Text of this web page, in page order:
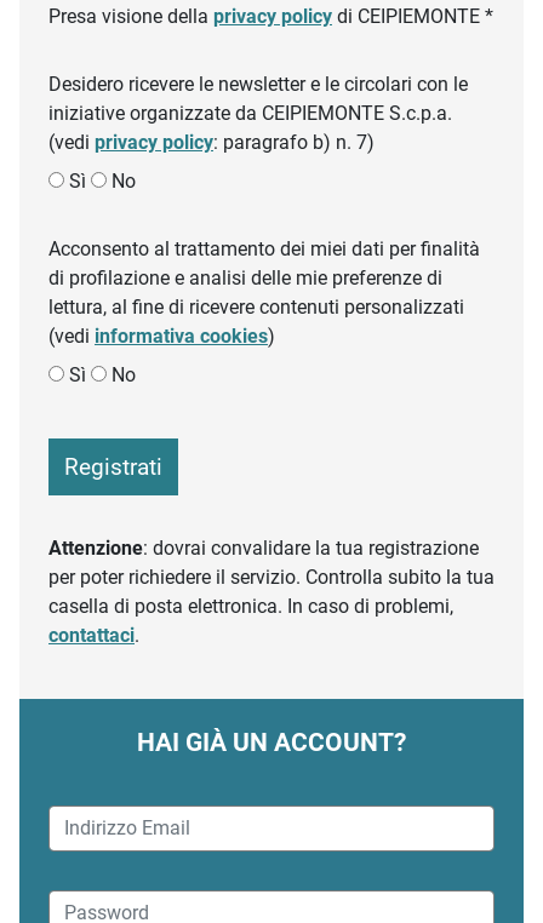
Presa visione della privacy policy di CEIPIEMONTE *
Desidero ricevere le newsletter e le circolari con le
iniziative organizzate da CEIPIEMONTE S.c.p.a.
(vedi privacy policy: paragrafo b) n. 7)
Sì
No
Acconsento al trattamento dei miei dati per finalità
di profilazione e analisi delle mie preferenze di
lettura, al fine di ricevere contenuti personalizzati
(vedi informativa cookies)
Sì
No
Registrati
Attenzione: dovrai convalidare la tua registrazione
per poter richiedere il servizio. Controlla subito la tua
casella di posta elettronica. In caso di problemi,
contattaci.
HAI GIÀ UN ACCOUNT?